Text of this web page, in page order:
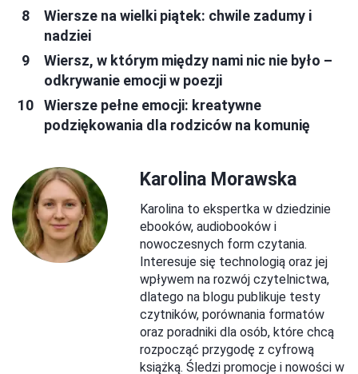
Wiersze na wielki piątek: chwile zadumy i
nadziei
Wiersz, w którym między nami nic nie było –
odkrywanie emocji w poezji
Wiersze pełne emocji: kreatywne
podziękowania dla rodziców na komunię
Karolina Morawska
Karolina to ekspertka w dziedzinie
ebooków, audiobooków i
nowoczesnych form czytania.
Interesuje się technologią oraz jej
wpływem na rozwój czytelnictwa,
dlatego na blogu publikuje testy
czytników, porównania formatów
oraz poradniki dla osób, które chcą
rozpocząć przygodę z cyfrową
książką. Śledzi promocje i nowości w